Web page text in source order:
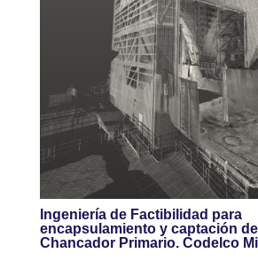
Ingeniería de Factibilidad para
encapsulamiento y captación
Chancador Primario. Codelco